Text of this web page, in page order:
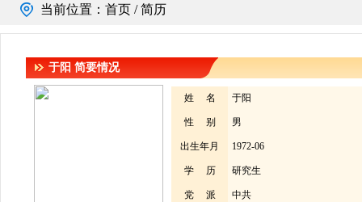
当前位置： 首页 / 简历
于阳 简要情况
姓 名 于阳
性 别 男
出生年月 1972-06
学 历 研究生
党 派 中共